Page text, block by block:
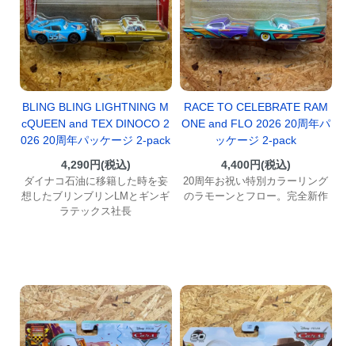
BLING BLING LIGHTNING M
cQUEEN and TEX DINOCO 2
026 20周年パッケージ 2-pack
4,290円(税込)
ダイナコ石油に移籍した時を妄
想したブリンブリンLMとギンギ
ラテックス社長
RACE TO CELEBRATE RAM
ONE and FLO 2026 20周年パ
ッケージ 2-pack
4,400円(税込)
20周年お祝い特別カラーリング
のラモーンとフロー。完全新作